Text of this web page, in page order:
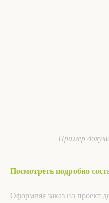
Пример
Посмотреть подробно
Оформляя заказ на проект